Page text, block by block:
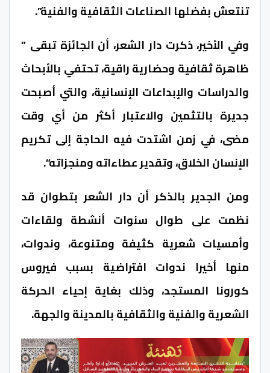
تنتعش بفضلها الصناعات الثقافية والفنية”.
وفي الأخير، ذكرت دار الشعر، أن الجائزة تبقى ”
ظاهرة ثقافية وحضارية راقية، تحتفي بالأبحاث
والدراسات والإبداعات الإنسانية، والتي أصبحت
جديرة بالتثمين والاعتبار أكثر من أي وقت
مضى، في زمن اشتدت فيه الحاجة إلى تكريم
الإنسان الخلاق، وتقدير عطاءاته ومنجزاته”.
ومن الجدير بالذكر أن دار الشعر بتطوان قد
نظمت على طوال سنوات أنشطة ولقاءات
وأمسيات شعرية كثيفة ومتنوعة، وندوات،
منها أخيرا ندوات افتراضية بسبب فيروس
كورونا المستجد، وذلك بغاية إحياء الحركة
الشعرية والفنية والثقافية بالمدينة والجهة.